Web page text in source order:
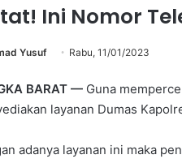
Ini Nomor
Yusuf Rabu, 11/01/2023
BARAT — Guna
layanan Dumas
adanya layanan ini maka